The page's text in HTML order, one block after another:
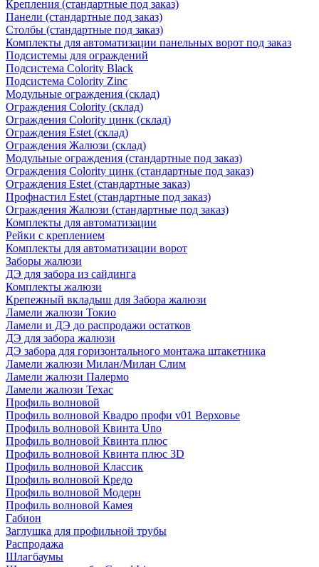
Крепления (стандартные под заказ)
Панели (стандартные под заказ)
Столбы (стандартные под заказ)
Комплекты для автоматизации панельных ворот под заказ
Подсистемы для ограждений
Подсистема Colority Black
Подсистема Colority Zinc
Модульные ограждения (склад)
Ограждения Colority (склад)
Ограждения Colority цинк (склад)
Ограждения Estet (склад)
Ограждения Жалюзи (склад)
Модульные ограждения (стандартные под заказ)
Ограждения Colority цинк (стандартные под заказ)
Ограждения Estet (стандартные заказ)
Профнастил Estet (стандартные под заказ)
Ограждения Жалюзи (стандартные под заказ)
Комплекты для автоматизации
Рейки с креплением
Комплекты для автоматизации ворот
Заборы жалюзи
ДЭ для забора из сайдинга
Комплекты жалюзи
Крепежный вкладыш для Забора жалюзи
Ламели жалюзи Токио
Ламели и ДЭ до распродажи остатков
ДЭ для забора жалюзи
ДЭ забора для горизонтального монтажа штакетника
Ламели жалюзи Милан/Милан Слим
Ламели жалюзи Палермо
Ламели жалюзи Техас
Профиль волновой
Профиль волновой Квадро профи v01 Верховье
Профиль волновой Квинта Uno
Профиль волновой Квинта плюс
Профиль волновой Квинта плюс 3D
Профиль волновой Классик
Профиль волновой Кредо
Профиль волновой Модерн
Профиль волновой Камея
Габион
Заглушка для профильной трубы
Распродажа
Шлагбаумы